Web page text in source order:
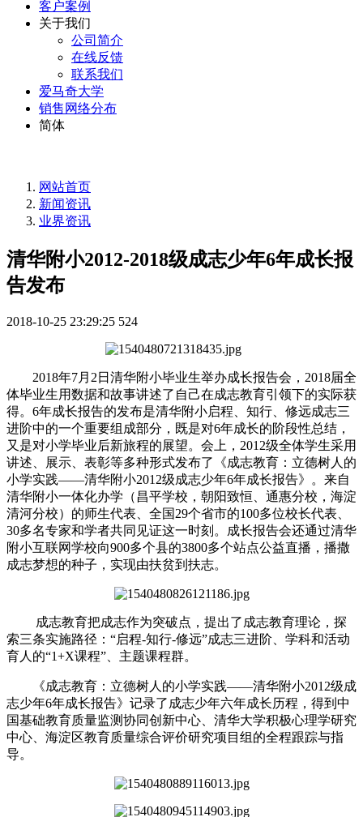
客户案例
关于我们
公司简介
在线反馈
联系我们
爱马奇大学
销售网络分布
简体
网站首页
新闻资讯
业界资讯
清华附小2012-2018级成志少年6年成长报
告发布
2018-10-25 23:29:25 524
2018年7月2日清华附小毕业生举办成长报告会，2018届全
体毕业生用数据和故事讲述了自己在成志教育引领下的实际获
得。6年成长报告的发布是清华附小启程、知行、修远成志三
进阶中的一个重要组成部分，既是对6年成长的阶段性总结，
又是对小学毕业后新旅程的展望。会上，2012级全体学生采用
讲述、展示、表彰等多种形式发布了《成志教育：立德树人的
小学实践——清华附小2012级成志少年6年成长报告》。来自
清华附小一体化办学（昌平学校，朝阳致恒、通惠分校，海淀
清河分校）的师生代表、全国29个省市的100多位校长代表、
30多名专家和学者共同见证这一时刻。成长报告会还通过清华
附小互联网学校向900多个县的3800多个站点公益直播，播撒
成志梦想的种子，实现由扶贫到扶志。
成志教育把成志作为突破点，提出了成志教育理论，探
索三条实施路径：“启程-知行-修远”成志三进阶、学科和活动
育人的“1+X课程”、主题课程群。
《成志教育：立德树人的小学实践——清华附小2012级成
志少年6年成长报告》记录了成志少年六年成长历程，得到中
国基础教育质量监测协同创新中心、清华大学积极心理学研究
中心、海淀区教育质量综合评价研究项目组的全程跟踪与指
导。